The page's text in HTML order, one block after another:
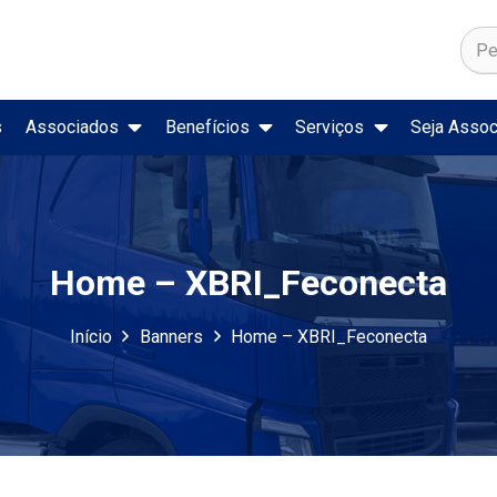
Associados Benefícios Serviços Seja
Home – XBRI_Feconecta
Início Banners Home – XBRI_Feconecta